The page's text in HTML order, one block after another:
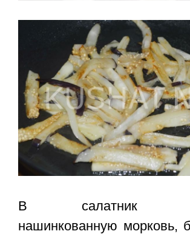
В салатник
нашинкованную морковь,